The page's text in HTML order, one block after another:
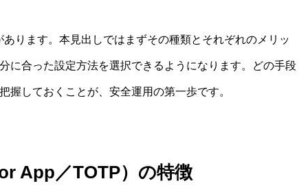
ります。本見出しではまずその種類とそれぞれのメリッ
に合った設定方法を選択できるようになります。どの手段
握しておくことが、安全運用の第一歩です。
App／TOTP）の特徴